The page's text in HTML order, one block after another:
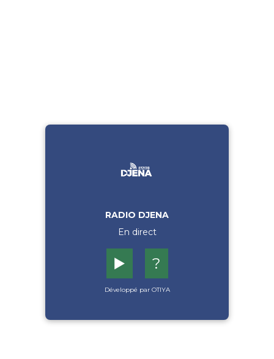
RADIO DJENA
En direct
▶️ ?
Développé par OTIYA